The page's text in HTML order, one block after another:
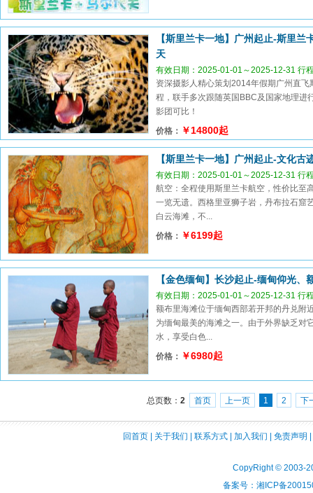
【斯里兰卡一地】广州起止-斯里
天
有效日期：2025-01-01～2025-12-31 行
资深摄影人精心策划2014年假期广州直
程，联手多次跟随英国BBC及国家地理进
影团可比！
价格： ￥14800起
【斯里兰卡一地】广州起止-文化古
有效日期：2025-01-01～2025-12-31 行
航空：全程使用斯里兰卡航空，性价比至
一览无遗。西格里亚狮子岩，丹布拉石窟
白云海滩，不...
价格： ￥6199起
【金色缅甸】长沙起止-缅甸仰光、
有效日期：2025-01-01～2025-12-31 行
额布里海滩位于缅甸西部若开邦的丹兑附
为缅甸最美的海滩之一。由于外界缺乏对
水，享受白色...
价格： ￥6980起
总页数： 2 首页 上一页 1 2 下
回首页| 关于我们 联系方式| 加入我们 免责声明
CopyRight © 2003-
备案号：湘ICP备